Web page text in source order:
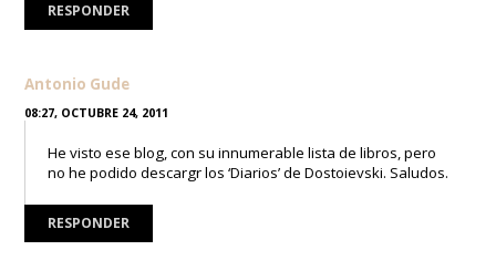
RESPONDER
Antonio Gude
08:27, OCTUBRE 24, 2011
He visto ese blog, con su innumerable lista de libros, pero
no he podido descargr los ‘Diarios’ de Dostoievski. Saludos.
RESPONDER